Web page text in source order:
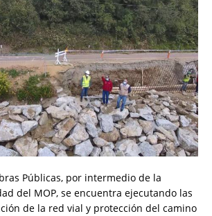
Públicas, por intermedio de la
del MOP, se encuentra ejecutando las
de la red vial y protección del camino